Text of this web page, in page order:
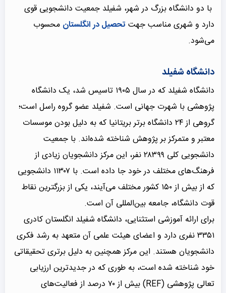
با دو دانشگاه بزرگ در شهر، شفیلد جمعیت دانشجویی قوی
دارد و شهری مناسب جهت تحصیل در انگلستان محسوب
می‌شود.
دانشگاه شفیلد
دانشگاه شفیلد که در سال ۱۹۰۵ تاسیس شد، یک دانشگاه
پژوهشی با شهرت جهانی است. شفیلد عضو گروه راسل است؛
گروهی از ۲۴ دانشگاه برتر بریتانیا
که به دلیل بودن موسسات
معتبر و متمرکز بر پژوهش شناخته شده‌اند. با جمعیت
دانشجویی کلی ۲۸۳۹۹ نفر، این مرکز دانشجویان زیادی از
فرهنگ‌های مختلف در خود جا داده است. با ۱۱۳۰۷ دانشجویی
که از بیش از ۱۵۰ کشور مختلف می‌آیند، یکی از بزرگترین نقاط
قوت دانشگاه، جامعه بین‌المللی آن است.
برای ارائه آموزشی استثنایی، دانشگاه شفیلد انگلستان کادری
۳۳۵۱ نفری دارد و اعضای هیئت علمی آن متعهد به رشد فکری
دانشجویان هستند. این مرکز همچنین به دلیل برتری تحقیقاتی
خود شناخته شده است، به طوری که در جدیدترین ارزیابی
تعالی پژوهشی (REF) بیش از ۷۰ درصد از فعالیت‌های